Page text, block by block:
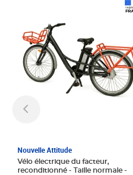
Nouvelle Attitude
Vélo électrique du facteur,
reconditionné - Taille normale -